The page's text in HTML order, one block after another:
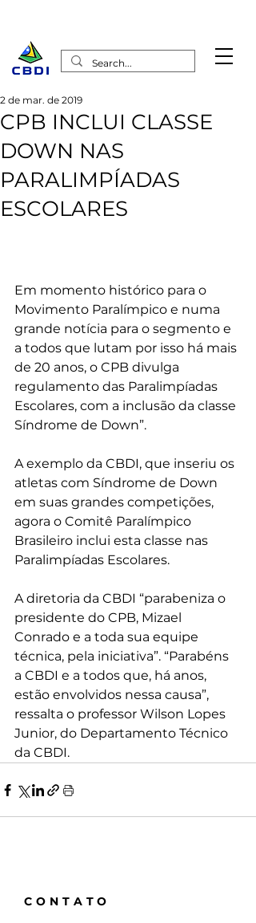
CPB INCLUI CLASSE
DOWN NAS
PARALIMPÍADAS
ESCOLARES
2 de mar. de 2019
Em momento histórico para o
Movimento Paralímpico e numa
grande notícia para o segmento e
a todos que lutam por isso há mais
de 20 anos, o CPB divulga
regulamento das Paralimpíadas
Escolares, com a inclusão da classe
Síndrome de Down”.
A exemplo da CBDI, que inseriu os
atletas com Síndrome de Down
em suas grandes competições,
agora o Comitê Paralímpico
Brasileiro inclui esta classe nas
Paralimpíadas Escolares.
A diretoria da CBDI “parabeniza o
presidente do CPB, Mizael
Conrado e a toda sua equipe
técnica, pela iniciativa”. “Parabéns
a CBDI e a todos que, há anos,
estão envolvidos nessa causa”,
ressalta o professor Wilson Lopes
Junior, do Departamento Técnico
da CBDI.
CONTATO